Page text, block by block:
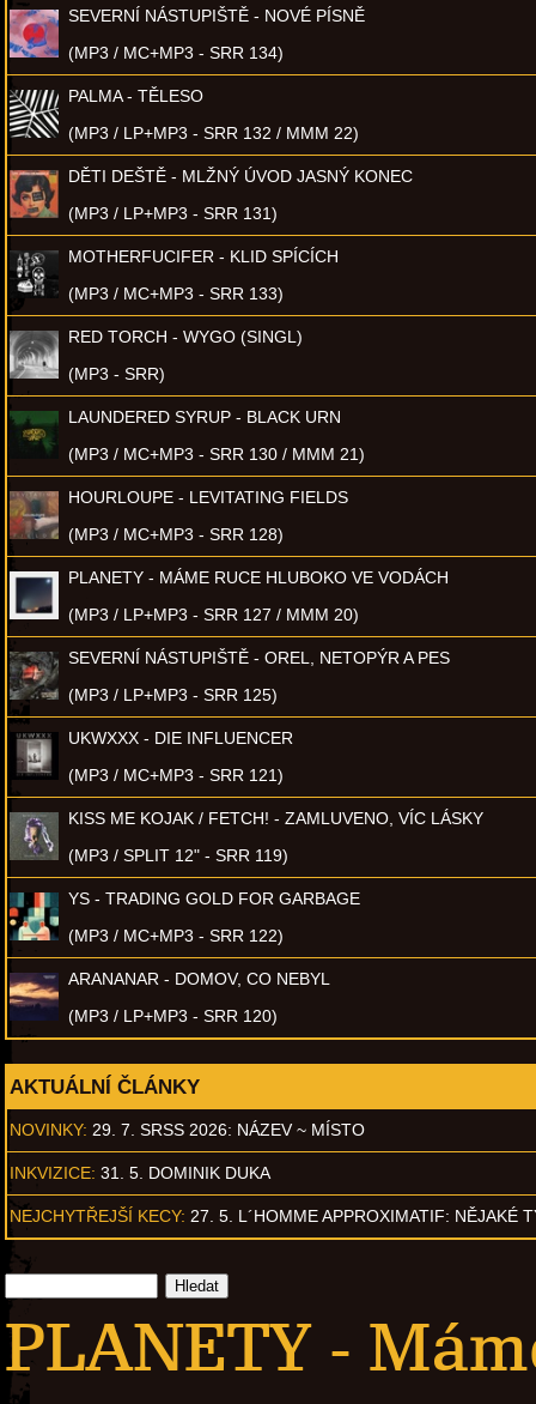
SEVERNÍ NÁSTUPIŠTĚ - NOVÉ PÍSNĚ
(MP3 / MC+MP3 - SRR 134)
PALMA - TĚLESO
(MP3 / LP+MP3 - SRR 132 / MMM 22)
DĚTI DEŠTĚ - MLŽNÝ ÚVOD JASNÝ KONEC
(MP3 / LP+MP3 - SRR 131)
MOTHERFUCIFER - KLID SPÍCÍCH
(MP3 / MC+MP3 - SRR 133)
RED TORCH - WYGO (SINGL)
(MP3 - SRR)
LAUNDERED SYRUP - BLACK URN
(MP3 / MC+MP3 - SRR 130 / MMM 21)
HOURLOUPE - LEVITATING FIELDS
(MP3 / MC+MP3 - SRR 128)
PLANETY - MÁME RUCE HLUBOKO VE VODÁCH
(MP3 / LP+MP3 - SRR 127 / MMM 20)
SEVERNÍ NÁSTUPIŠTĚ - OREL, NETOPÝR A PES
(MP3 / LP+MP3 - SRR 125)
UKWXXX - DIE INFLUENCER
(MP3 / MC+MP3 - SRR 121)
KISS ME KOJAK / FETCH! - ZAMLUVENO, VÍC LÁSKY
(MP3 / SPLIT 12" - SRR 119)
YS - TRADING GOLD FOR GARBAGE
(MP3 / MC+MP3 - SRR 122)
ARANANAR - DOMOV, CO NEBYL
(MP3 / LP+MP3 - SRR 120)
AKTUÁLNÍ ČLÁNKY
NOVINKY: 29. 7. SRSS 2026: NÁZEV ~ MÍSTO
INKVIZICE: 31. 5. DOMINIK DUKA
NEJCHYTŘEJŠÍ KECY: 27. 5. L´HOMME APPROXIMATIF: NĚJAKÉ
PLANETY -